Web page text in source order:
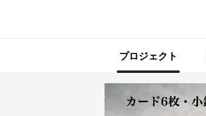
プロジェクト